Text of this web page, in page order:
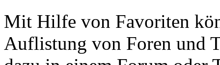
Mit Hilfe von Favoriten
Auflistung von Foren und